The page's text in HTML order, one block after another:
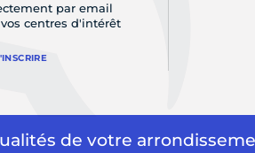
par email
centres d'intérêt
de votre